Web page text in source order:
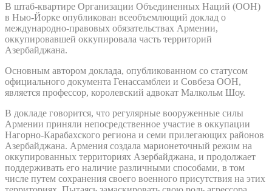
В штаб-квартире Организации Объединенных Наций (ООН)
в Нью-Йорке опубликован всеобъемлющий доклад о
международно-правовых обязательствах Армении,
оккупировавшей оккупировала часть территорий
Азербайджана.
Основным автором доклада, опубликованном со статусом
официального документа Генассамблеи и Совбеза ООН,
является профессор, королевский адвокат Малкольм Шоу.
В докладе говорится, что регулярные вооруженные силы
Армении приняли непосредственное участие в оккупации
Нагорно-Карабахского региона и семи прилегающих районов
Азербайджана. Армения создала марионеточный режим на
оккупированных территориях Азербайджана, и продолжает
поддерживать его наличие различными способами, в том
числе путем сохранения своего военного присутствия на этих